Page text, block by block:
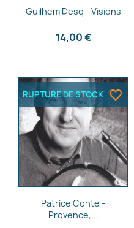
Aperçu rapide
Guilhem Desq - Visions
14,00 €
Aperçu rapide
Patrice Conte -
Provence,...
RUPTURE DE STOCK favorite_border